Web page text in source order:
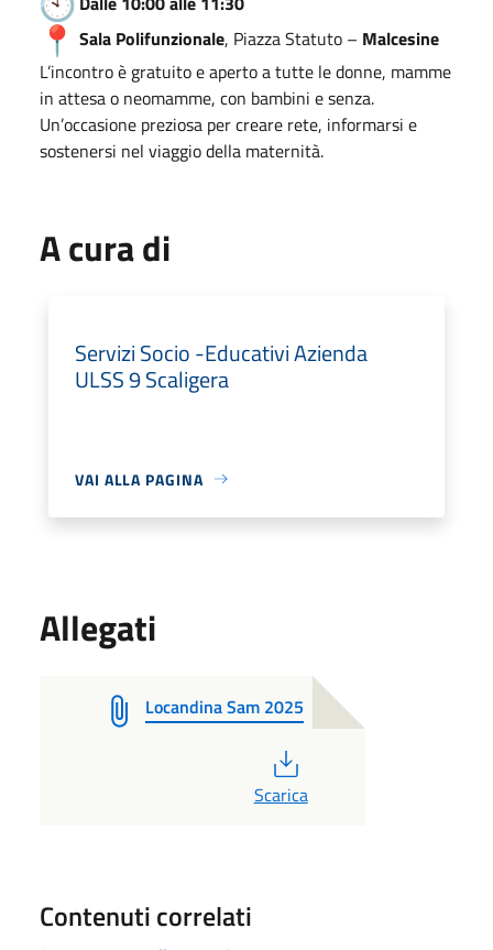
Sala Polifunzionale, Piazza Statuto – Malcesine
L’incontro è gratuito e aperto a tutte le donne, mamme
in attesa o neomamme, con bambini e senza.
Un’occasione preziosa per creare rete, informarsi e
sostenersi nel viaggio della maternità.
A cura di
Servizi Socio -Educativi Azienda
ULSS 9 Scaligera
VAI ALLA PAGINA
Allegati
Locandina Sam 2025
Scarica
Contenuti correlati